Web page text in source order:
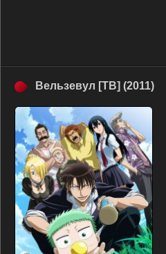
Вельзевул [ТВ] (2011)